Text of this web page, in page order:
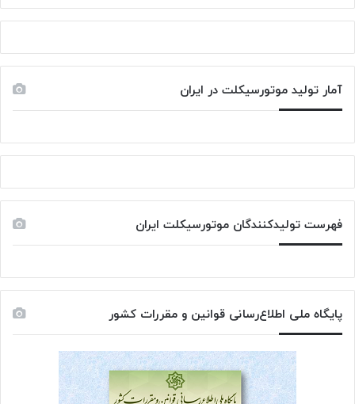
آمار تولید موتورسیکلت در ایران
فهرست تولیدکنندگان موتورسیکلت ایران
پایگاه ملی اطلاع‌رسانی قوانین و مقررات کشور